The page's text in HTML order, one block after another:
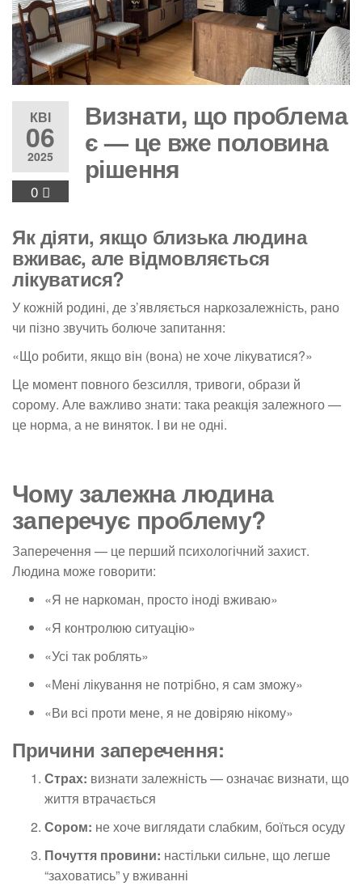
КВІ
06
2025
0
Визнати, що проблема
є — це вже половина
рішення
Як діяти, якщо близька людина
вживає, але відмовляється
лікуватися?
У кожній родині, де з’являється наркозалежність, рано
чи пізно звучить болюче запитання:
«Що робити, якщо він (вона) не хоче лікуватися?»
Це момент повного безсилля, тривоги, образи й
сорому. Але важливо знати: така реакція залежного —
це норма, а не виняток. І ви не одні.
Чому залежна людина
заперечує проблему?
Заперечення — це перший психологічний захист.
Людина може говорити:
«Я не наркоман, просто іноді вживаю»
«Я контролюю ситуацію»
«Усі так роблять»
«Мені лікування не потрібно, я сам зможу»
«Ви всі проти мене, я не довіряю нікому»
Причини заперечення:
Страх: визнати залежність — означає визнати, що
життя втрачається
Сором: не хоче виглядати слабким, боїться осуду
Почуття провини: настільки сильне, що легше
“заховатись” у вживанні